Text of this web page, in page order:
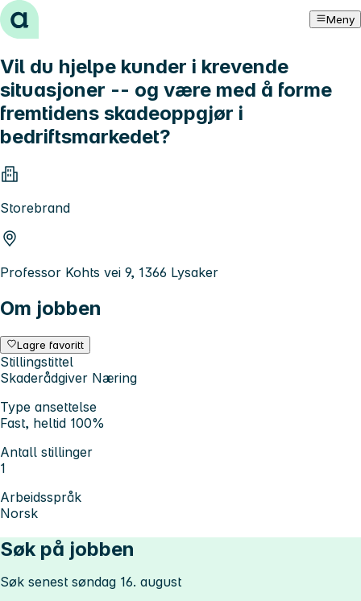
Hopp til innhold Meny
Vil du hjelpe kunder i krevende
situasjoner -- og være med å forme
fremtidens skadeoppgjør i
bedriftsmarkedet?
Storebrand
Professor Kohts vei 9, 1366 Lysaker
Om jobben
Lagre favoritt
Stillingstittel
Skaderådgiver Næring
Type ansettelse
Fast, heltid 100%
Antall stillinger
1
Arbeidsspråk
Norsk
Søk på jobben
Søk senest søndag 16. august